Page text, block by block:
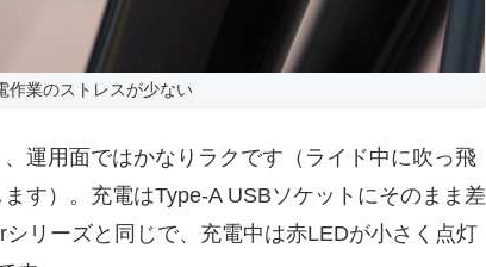
作業のストレスが少ない
運用面ではかなりラクです（ライド中に吹っ飛
す）。充電はType-A USBソケットにそのまま差
リーズと同じで、充電中は赤LEDが小さく点灯